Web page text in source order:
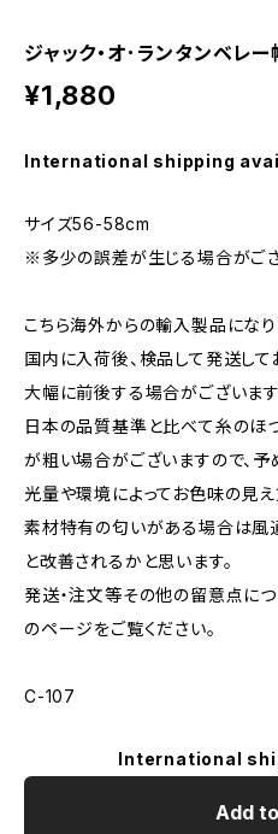
ジャック・オ･ランタンベレー
¥1,880
International shipping
サイズ56-58cm
※多少の誤差が生じる場合がござ
こちら海外からの輸入製品になり
国内に入荷後、検品して発送し
大幅に前後する場合がございます
日本の品質基準と比べて糸のほ
が粗い場合がございますので、予
光量や環境によってお色味の見
素材特有の匂いがある場合は風
と改善されるかと思います。
発送・注文等その他の留意点に
のページをご覧ください。
C-107
International
Add